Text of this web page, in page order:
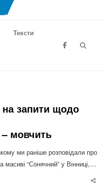
Тексти
на запити щодо
– мовчить
ми раніше розповідали про
масиві “Сонячний” у Вінниці,…